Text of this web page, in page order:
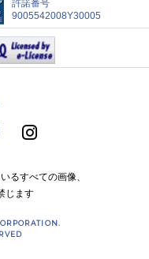
許諾番号
9005542008Y30005
るすべての画像、
じます